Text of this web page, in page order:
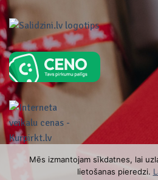
Mēs izmantojam sīkdatnes, lai
lietošanas pieredzi.